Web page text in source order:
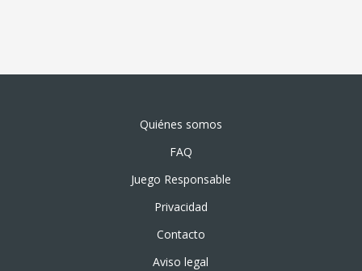
Quiénes somos
FAQ
Juego Responsable
Privacidad
Contacto
Aviso legal